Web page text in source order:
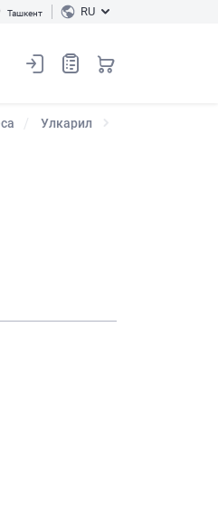
Ташкент RU
Улкарил